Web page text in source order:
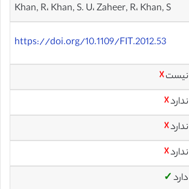
Khan, R، Khan, S. U، Zaheer, R، Khan, S
https://doi.org/10.1109/FIT.2012.53
نیست☓
ندارد☓
ندارد☓
ندارد☓
دارد✓